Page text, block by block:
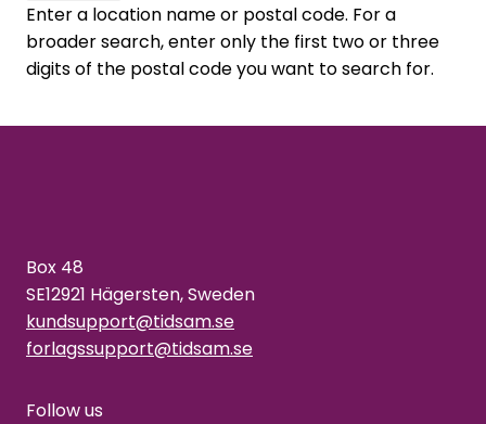
Enter a location name or postal code. For a
broader search, enter only the first two or three
digits of the postal code you want to search for.
Box 48
SE12921 Hägersten, Sweden
kundsupport@tidsam.se
forlagssupport@tidsam.se
Follow us